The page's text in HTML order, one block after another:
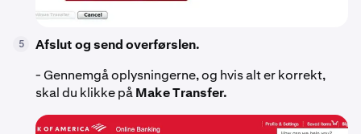
5
Afslut og send overførslen.
- Gennemgå oplysningerne, og hvis alt er korrekt,
skal du klikke påMake Transfer.